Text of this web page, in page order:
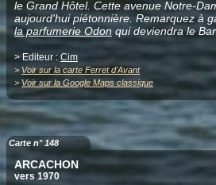
le Grand Hôtel. Cette avenue Notre-
aujourd'hui piétonnière. Remarquez à
la parfumerie Odon qui deviendra le
> Editeur : Cim
> Voir sur la carte Ferret d'Avant
> Voir sur la Google Maps classique
Carte n° 148
ARCACHON
vers 1970